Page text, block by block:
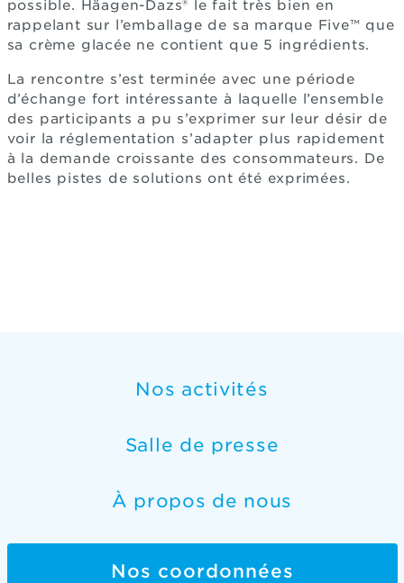
possible. Häagen-Dazs® le fait très bien en
rappelant sur l’emballage de sa marque Five™ que
sa crème glacée ne contient que 5 ingrédients.
La rencontre s’est terminée avec une période
d’échange fort intéressante à laquelle l’ensemble
des participants a pu s’exprimer sur leur désir de
voir la réglementation s’adapter plus rapidement
à la demande croissante des consommateurs. De
belles pistes de solutions ont été exprimées.
Nos activités
Salle de presse
À propos de nous
Nos coordonnées